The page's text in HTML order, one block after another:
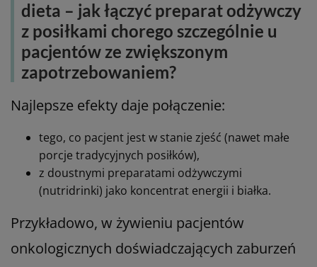
To oznacza, że jedna mała butelka 125 ml
może dostarczyć:
około 300 kcal,
wędliną czy małą porcją mięsa,
potrzebuje w czasie choroby.
Dzięki temu dostarczenie do organizmu
energii i składników odżywczych nie wymaga
zjedzenia dużych objętości jedzenia, które
często jest w chemio- i radioterapii źle